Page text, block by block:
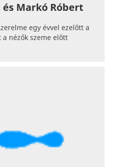
Markó Róbert
egy évvel ezelőtt a
nézők szeme előtt